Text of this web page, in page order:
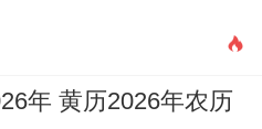
年 黄历2026年农历